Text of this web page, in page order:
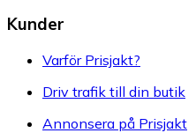
Kunder
Varför Prisjakt?
Driv trafik till din butik
Annonsera på Prisjakt